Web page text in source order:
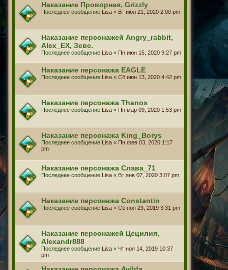
Наказание Проворная, Grizzly
Последнее сообщение Lisa « Вт июл 21, 2020 2:00 pm
Наказание персонажей Angry_rabbit,
Alex_EX, Зевс.
Последнее сообщение Lisa « Пн июн 15, 2020 9:27 pm
Наказание персонажа EAGLE
Последнее сообщение Lisa « Сб июн 13, 2020 4:42 pm
Наказание персонажа Thanos
Последнее сообщение Lisa « Пн мар 09, 2020 1:53 pm
Наказание персонажа King_Borys
Последнее сообщение Lisa « Пн фев 03, 2020 1:17
pm
Наказание персонажа Слава_71
Последнее сообщение Lisa « Вт янв 07, 2020 3:07 pm
Наказание персонажа Constantin
Последнее сообщение Lisa « Сб ноя 23, 2019 3:31 pm
Наказание персонажей Цецилия,
Alexandr888
Последнее сообщение Lisa « Чт ноя 14, 2019 10:37
pm